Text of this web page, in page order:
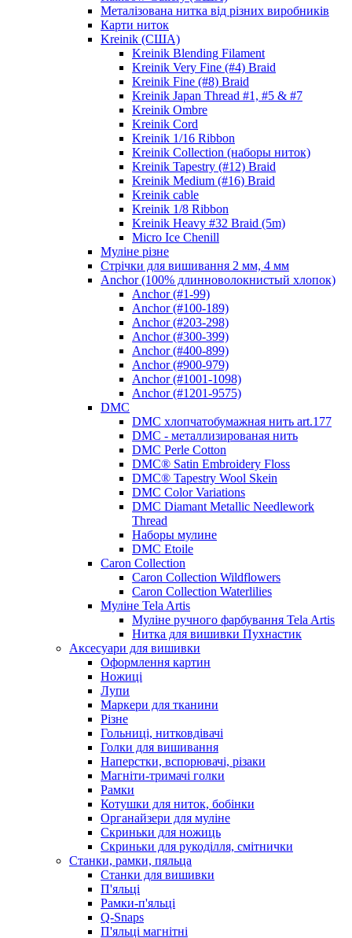
Металізована нитка від різних виробників
Карти ниток
Kreinik (США)
Kreinik Blending Filament
Kreinik Very Fine (#4) Braid
Kreinik Fine (#8) Braid
Kreinik Japan Thread #1, #5 & #7
Kreinik Ombre
Kreinik Cord
Kreinik 1/16 Ribbon
Kreinik Collection (наборы ниток)
Kreinik Tapestry (#12) Braid
Kreinik Medium (#16) Braid
Kreinik cable
Kreinik 1/8 Ribbon
Kreinik Heavy #32 Braid (5m)
Micro Ice Chenill
Муліне різне
Стрічки для вишивання 2 мм, 4 мм
Anchor (100% длинноволокнистый хлопок)
Anchor (#1-99)
Anchor (#100-189)
Anchor (#203-298)
Anchor (#300-399)
Anchor (#400-899)
Anchor (#900-979)
Anchor (#1001-1098)
Anchor (#1201-9575)
DMC
DMC хлопчатобумажная нить art.177
DMC - металлизированая нить
DMC Perle Cotton
DMC® Satin Embroidery Floss
DMC® Tapestry Wool Skein
DMC Color Variations
DMC Diamant Metallic Needlework
Thread
Наборы мулине
DMC Etoile
Caron Collection
Caron Collection Wildflowers
Caron Collection Waterlilies
Муліне Tela Artis
Муліне ручного фарбування Tela Artis
Нитка для вишивки Пухнастик
Аксесуари для вишивки
Оформлення картин
Ножиці
Лупи
Маркери для тканини
Різне
Гольниці, нитковдівачі
Голки для вишивання
Наперстки, вспорювачі, різаки
Магніти-тримачі голки
Рамки
Котушки для ниток, бобінки
Органайзери для муліне
Скриньки для ножиць
Скриньки для рукоділля, смітнички
Станки, рамки, пяльца
Станки для вишивки
П'яльці
Рамки-п'яльці
Q-Snaps
П'яльці магнітні